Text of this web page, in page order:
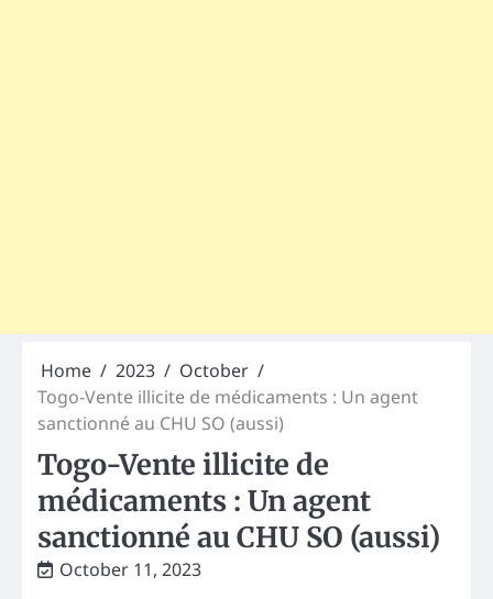
Home 2023
October
Togo-Vente illicite de médicaments : Un agent
sanctionné au CHU SO (aussi)
Togo-Vente illicite de
médicaments : Un agent
sanctionné au CHU SO (aussi)
October 11, 2023